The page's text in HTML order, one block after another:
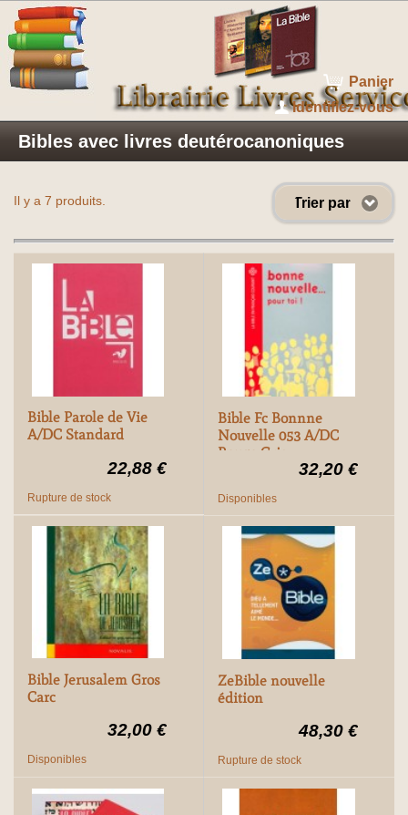
Panier
Identifiez-vous
Bibles avec livres deutérocanoniques
Trier par
Il y a 7 produits.
Bible Parole de Vie
A/DC Standard
22,88 €
Rupture de stock
Bible Fc Bonnne
Nouvelle 053 A/DC
Rouge Gris
32,20 €
Disponibles
Bible Jerusalem Gros
Carc
32,00 €
Disponibles
ZeBible nouvelle
édition
48,30 €
Rupture de stock